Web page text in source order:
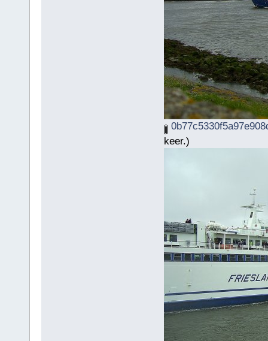
keer.)